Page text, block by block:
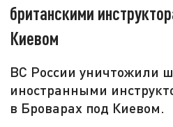
британскими
Киевом
ВС России уничтожили
иностранными
в Броварах под Киевом.